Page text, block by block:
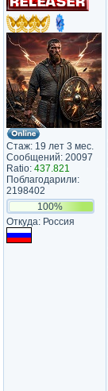
Стаж: 19 лет 3 мес.
Сообщений: 20097
Ratio: 437.821
Поблагодарили:
2198402
100%
Откуда: Россия